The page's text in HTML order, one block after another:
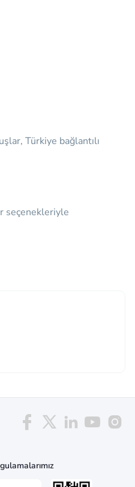
Türkiye bağlantılı
seçenekleriyle